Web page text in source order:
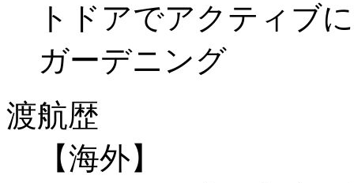
トドアでアクティブ
ガーデニング
渡航歴
【海外】